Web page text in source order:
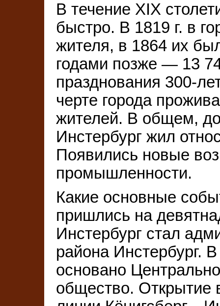
В течение ХIХ
быстро. В 1819 г. в
жителя, в 1864 их
годами позже — 13
празднования 300-
черте города
жителей. В общем,
Инстербург жил
Появились новые
промышленности.
Какие основные
пришлись на
Инстербург стал
района Инстербург.
основано
общество. Открытие